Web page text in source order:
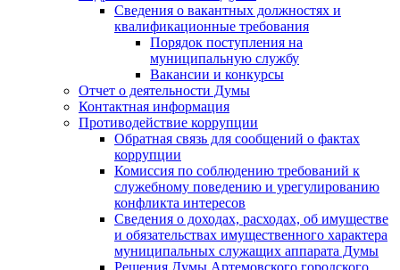
Сведения о вакантных должностях и
квалификационные требования
Порядок поступления на
муниципальную службу
Вакансии и конкурсы
Отчет о деятельности Думы
Контактная информация
Противодействие коррупции
Обратная связь для сообщений о фактах
коррупции
Комиссия по соблюдению требований к
служебному поведению и урегулированию
конфликта интересов
Сведения о доходах, расходах, об имуществе
и обязательствах имущественного характера
муниципальных служащих аппарата Думы
Решения Думы Артемовского городского